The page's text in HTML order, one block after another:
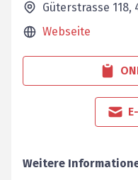
Güterstrasse 118,
Webseite
Weitere